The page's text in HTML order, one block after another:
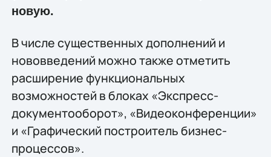
новую.
В числе существенных дополнений и
нововведений можно также отметить
расширение функциональных
возможностей в блоках «Экспресс-
документооборот», «Видеоконференции»
и «Графический построитель бизнес-
процессов».